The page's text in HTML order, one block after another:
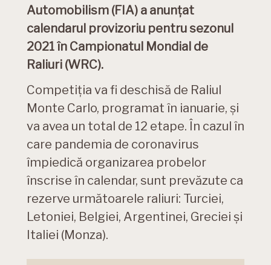
Automobilism (FIA) a anunţat
calendarul provizoriu pentru sezonul
2021 în Campionatul Mondial de
Raliuri (WRC).
Competiția va fi deschisă de Raliul
Monte Carlo, programat în ianuarie, și
va avea un total de 12 etape. În cazul în
care pandemia de coronavirus
împiedică organizarea probelor
înscrise în calendar, sunt prevăzute ca
rezerve următoarele raliuri: Turciei,
Letoniei, Belgiei, Argentinei, Greciei şi
Italiei (Monza).